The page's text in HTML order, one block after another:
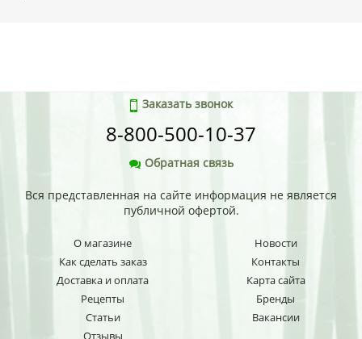
Заказать звонок
8-800-500-10-37
Обратная связь
Вся представленная на сайте информация не является
публичной офертой.
О магазине
Как сделать заказ
Доставка и оплата
Рецепты
Статьи
Отзывы
Новости
Контакты
Карта сайта
Бренды
Вакансии